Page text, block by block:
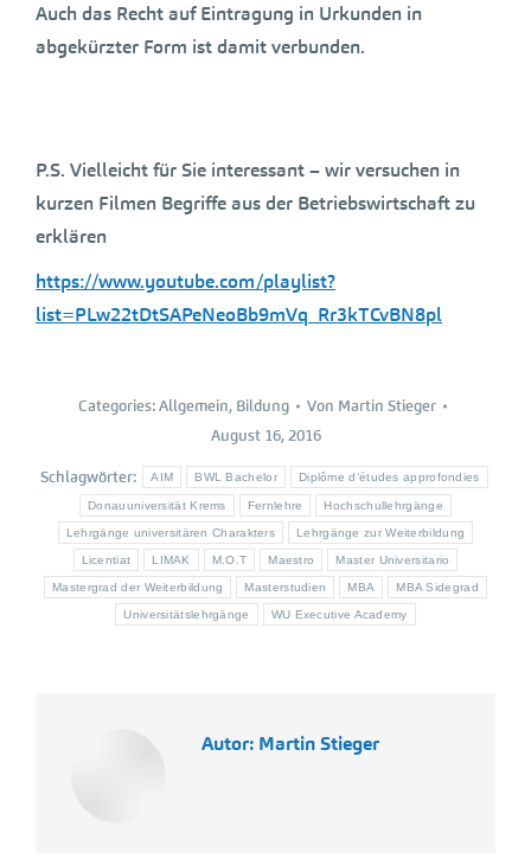
Auch das Recht auf Eintragung in Urkunden in
abgekürzter Form ist damit verbunden.
P.S. Vielleicht für Sie interessant – wir versuchen in
kurzen Filmen Begriffe aus der Betriebswirtschaft zu
erklären
https://www.youtube.com/playlist?
list=PLw22tDtSAPeNeoBb9mVq_Rr3kTCvBN8pl
Categories:Allgemein, Bildung Von Martin Stieger
August 16, 2016
Schlagwörter: AIM BWL Bachelor Diplôme d‘études approfondies
Donauuniversität Krems Fernlehre Hochschullehrgänge
Lehrgänge universitären Charakters Lehrgänge zur Weiterbildung
Licentiat LIMAK M.O.T Maestro Master Universitario
Mastergrad der Weiterbildung Masterstudien MBA MBA Sidegrad
Universitätslehrgänge WU Executive Academy
Autor: Martin Stieger